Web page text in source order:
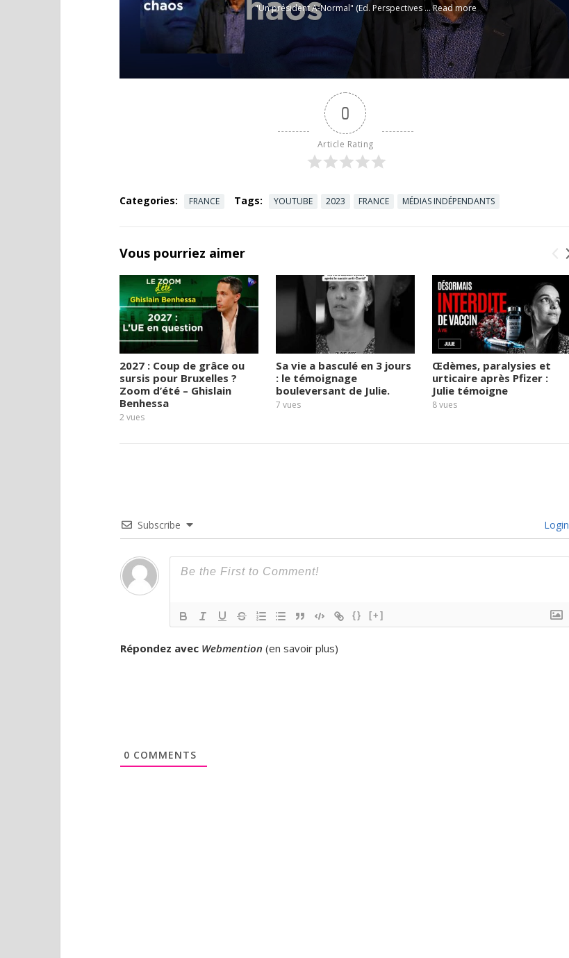
"Un président A-Normal" (Ed. Perspectives ...Read more
0
Article Rating
Categories: FRANCE Tags: YOUTUBE 2023 FRANCE MÉDIAS INDÉPENDANTS
Vous pourriez aimer
2027 : Coup de grâce ou
sursis pour Bruxelles ?
Zoom d’été – Ghislain
Benhessa
2vues
Sa vie a basculé en 3 jours
: le témoignage
bouleversant de Julie.
7 vues
Œdèmes, paralysies et
urticaire après Pfizer :
Julie témoigne
8vues
Subscribe Login
{} [+]
Répondez avec Webmention (en savoir plus)
0 COMMENTS